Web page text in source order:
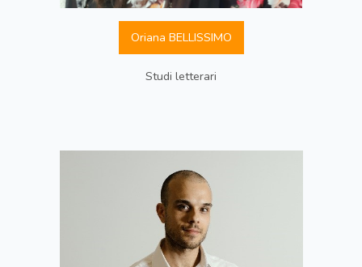
Oriana BELLISSIMO
Studi letterari